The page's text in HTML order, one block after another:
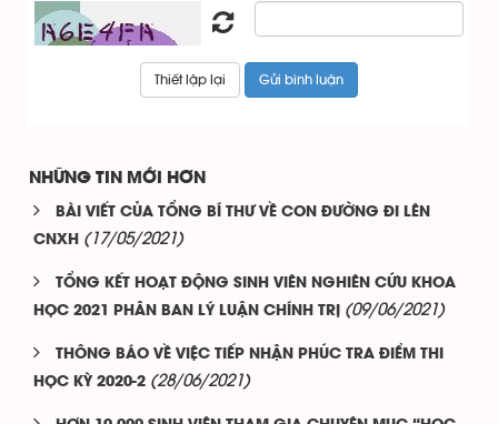
NHỮNG TIN MỚI HƠN
BÀI VIẾT CỦA TỔNG BÍ THƯ VỀ CON ĐƯỜNG ĐI LÊN
CNXH
(17/05/2021)
TỔNG KẾT HOẠT ĐỘNG SINH VIÊN NGHIÊN CỨU KHOA
HỌC 2021 PHÂN BAN LÝ LUẬN CHÍNH TRỊ
(09/06/2021)
THÔNG BÁO VỀ VIỆC TIẾP NHẬN PHÚC TRA ĐIỂM THI
HỌC KỲ 2020-2 (28/06/2021)